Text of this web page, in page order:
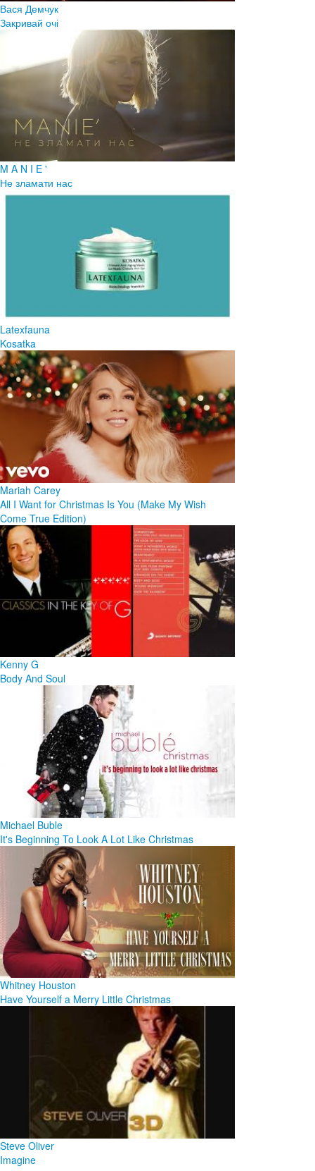
Вася Демчук
Закривай очі
M A N I E '
Не зламати нас
Latexfauna
Kosatka
Mariah Carey
All I Want for Christmas Is You (Make My Wish
Come True Edition)
Kenny G
Body And Soul
Michael Buble
It's Beginning To Look A Lot Like Christmas
Whitney Houston
Have Yourself a Merry Little Christmas
Steve Oliver
Imagine